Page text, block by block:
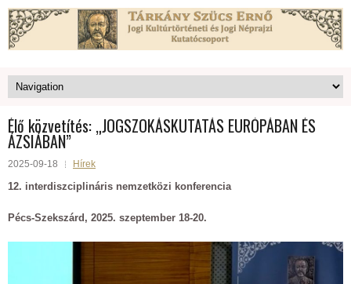
Élő közvetítés: „JOGSZOKÁSKUTATÁS EURÓPÁBAN ÉS
ÁZSIÁBAN”
2025-09-18 Hírek
12. interdiszciplináris nemzetközi konferencia
Pécs-Szekszárd, 2025. szeptember 18-20.